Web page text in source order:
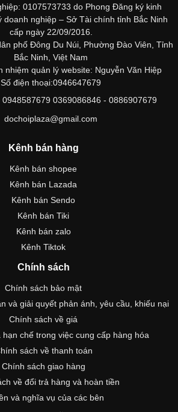
0107573733 do Phong Đăng ký kinh
doanh nghiệp – Sở Tài chính tỉnh Bắc Ninh
cấp ngày 22/09/2016.
phố Đông Du Núi, Phường Đào Viên, Tỉnh
Bắc Ninh, Việt Nam
nhiệm quản lý website: Nguyễn Văn Hiệp
Số điện thoại:0946647679
0369086846 - 0886907679
dochoiplaza@gmail.com
Kênh bán hàng
Kênh bán shopee
Kênh bán Lazada
Kênh bán Sendo
Kênh bán Tiki
Kênh bán zalo
Kênh Tiktok
Chính sách
Chính sách bảo mật
và giải quyết phản ánh, yêu cầu, khiếu nại
Chính sách về giá
hạn chế trong việc cung cấp hàng hóa
sách về thanh toán
Chính sách giao hàng
về đổi trả hàng và hoàn tiền
và nghĩa vụ của các bên